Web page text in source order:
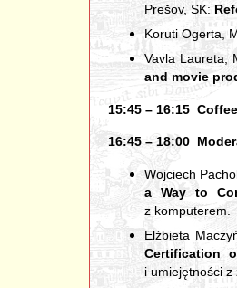
Prešov, SK:
Koruti Ogerta,
Vavla Laureta,
and movie
15:45 – 16:15
16:45 – 18:00
Wojciech
a Way to
z komputerem.
Elźbieta
Certification
i umiejętności z